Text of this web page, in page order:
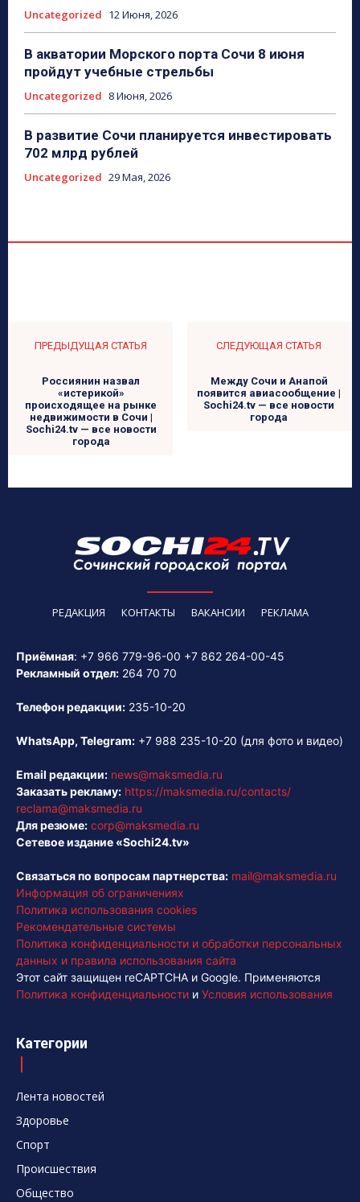
Uncategorized 12 Июня, 2026
В акватории Морского порта Сочи 8 июня
пройдут учебные стрельбы
Uncategorized 8 Июня, 2026
В развитие Сочи планируется инвестировать
702 млрд рублей
Uncategorized 29 Мая, 2026
ПРЕДЫДУЩАЯ СТАТЬЯ
Россиянин назвал
«истерикой»
происходящее на рынке
недвижимости в Сочи |
Sochi24.tv — все новости
города
СЛЕДУЮЩАЯ СТАТЬЯ
Между Сочи и Анапой
появится авиасообщение |
Sochi24.tv — все новости
города
РЕДАКЦИЯ КОНТАКТЫ ВАКАНСИИ РЕКЛАМА
Приёмная: +7 966 779-96-00 +7 862 264-00-45
Рекламный отдел: 264 70 70
Телефон редакции: 235-10-20
WhatsApp, Telegram: +7 988 235-10-20 (для фото и видео)
Email редакции: news@maksmedia.ru
Заказать рекламу: https://maksmedia.ru/contacts/
reclama@maksmedia.ru
Для резюме: corp@maksmedia.ru
Сетевое издание «Sochi24.tv»
Связаться по вопросам партнерства: mail@maksmedia.ru
Информация об ограничениях
Политика использования cookies
Рекомендательные системы
Политика конфиденциальности и обработки персональных
данных и правила использования сайта
Этот сайт защищен reCAPTCHA и Google. Применяются
Политика конфиденциальности и Условия использования
Категории
Лента новостей
Здоровье
Спорт
Происшествия
Общество